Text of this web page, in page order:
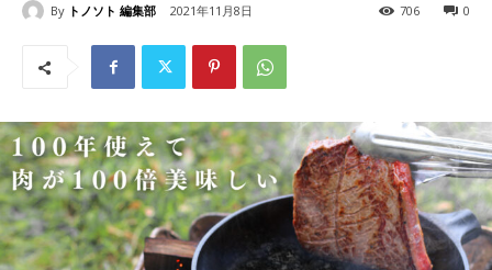
By トノソト 編集部 2021年11月8日 0
706